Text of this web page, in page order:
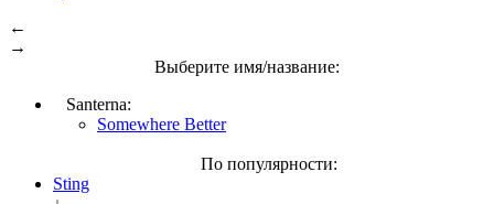
←
→
Выберите имя/название:
Santerna:
Somewhere Better
По популярности:
Sting